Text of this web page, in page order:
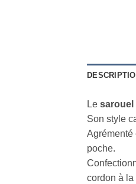
Le sarouel
Son style
Agrémenté
poche.
cordon à la